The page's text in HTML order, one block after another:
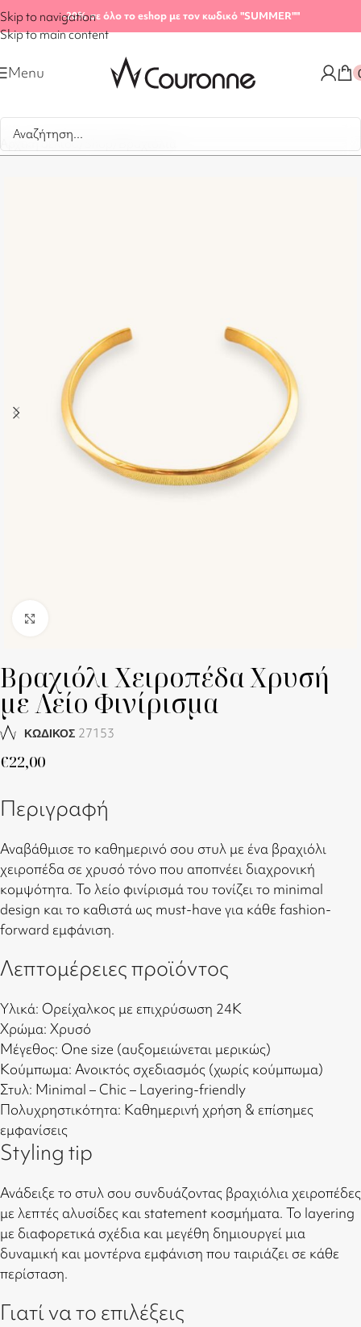
Skip to navigation
Skip to main content
-20%σε όλο το eshop με τον κωδικό "SUMMER""
Menu
Αρχική σελίδα
Βραχιόλι Χειροπέδα Χρυσή
με Λείο Φινίρισμα
ΚΩΔΙΚΟΣ 27153
€22,00
Περιγραφή
Αναβάθμισε το καθημερινό σου στυλ με ένα βραχιόλι
χειροπέδα σε χρυσό τόνο που αποπνέει διαχρονική
κομψότητα. Το λείο φινίρισμά του τονίζει το minimal
design και το καθιστά ως must-have για κάθε fashion-
forward εμφάνιση.
Λεπτομέρειες προϊόντος
Υλικά: Ορείχαλκος με επιχρύσωση 24Κ
Χρώμα: Χρυσό
Μέγεθος: One size (αυξομειώνεται μερικώς)
Κούμπωμα: Ανοικτός σχεδιασμός (χωρίς κούμπωμα)
Στυλ: Minimal – Chic – Layering-friendly
Πολυχρηστικότητα: Καθημερινή χρήση & επίσημες
εμφανίσεις
Styling tip
Ανάδειξε το στυλ σου συνδυάζοντας βραχιόλια χειροπέδες
με λεπτές αλυσίδες και statement κοσμήματα. Το layering
με διαφορετικά σχέδια και μεγέθη δημιουργεί μια
δυναμική και μοντέρνα εμφάνιση που ταιριάζει σε κάθε
περίσταση.
Γιατί να το επιλέξεις